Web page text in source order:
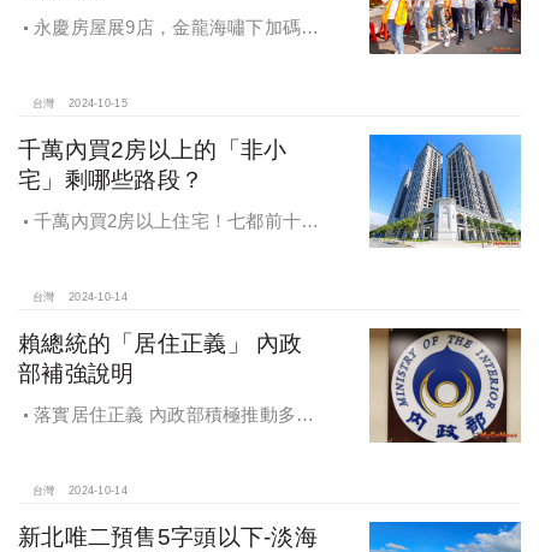
永慶房屋展9店，金龍海嘯下加碼員
福感，看得到更領得到！業務新人保
台灣 2024-10-15
千萬內買2房以上的「非小
宅」剩哪些路段？
千萬內買2房以上住宅！七都前十大
台灣 2024-10-14
賴總統的「居住正義」 內政
部補強說明
落實居住正義 內政部積極推動多元
台灣 2024-10-14
新北唯二預售5字頭以下-淡海